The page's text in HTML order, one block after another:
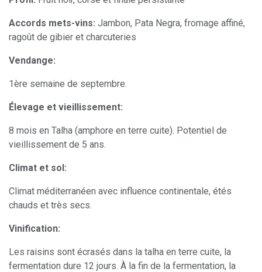
Accords mets-vins: Jambon, Pata Negra, fromage affiné,
ragoût de gibier et charcuteries
Vendange:
1ère semaine de septembre.
Élevage et vieillissement:
8 mois en Talha (amphore en terre cuite). Potentiel de
vieillissement de 5 ans.
Climat et sol:
Climat méditerranéen avec influence continentale, étés
chauds et très secs.
Vinification:
Les raisins sont écrasés dans la talha en terre cuite, la
fermentation dure 12 jours. À la fin de la fermentation, la